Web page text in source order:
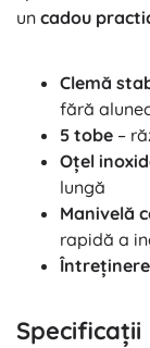
un cadou
Clemă
fără
5 tobe –
Oțel
lungă
Manivelă
rapidă a
Specificații